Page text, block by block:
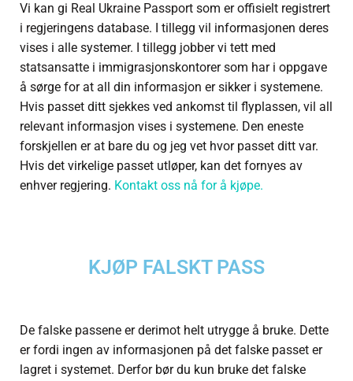
Vi kan gi Real Ukraine Passport som er offisielt registrert
i regjeringens database. I tillegg vil informasjonen deres
vises i alle systemer. I tillegg jobber vi tett med
statsansatte i immigrasjonskontorer som har i oppgave
å sørge for at all din informasjon er sikker i systemene.
Hvis passet ditt sjekkes ved ankomst til flyplassen, vil all
relevant informasjon vises i systemene. Den eneste
forskjellen er at bare du og jeg vet hvor passet ditt var.
Hvis det virkelige passet utløper, kan det fornyes av
enhver regjering. Kontakt oss nå for å kjøpe.
KJØP FALSKT PASS
De falske passene er derimot helt utrygge å bruke. Dette
er fordi ingen av informasjonen på det falske passet er
lagret i systemet. Derfor bør du kun bruke det falske